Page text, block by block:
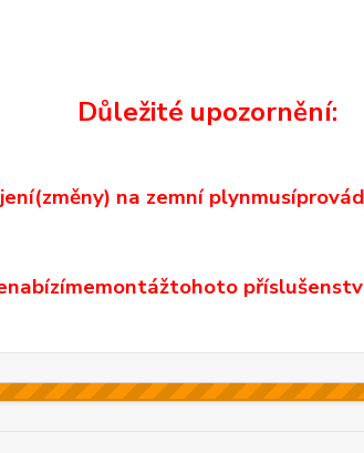
Důležité upozornění:
(změny) na zemní plynmusí
montážtohoto